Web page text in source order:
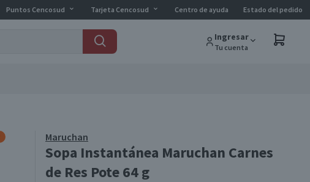
Puntos Cencosud Tarjeta Cencosud Centro de ayuda Estado del pedido
Ingresar
Tu cuenta
Maruchan
Sopa Instantánea Maruchan Carnes
de Res Pote 64 g